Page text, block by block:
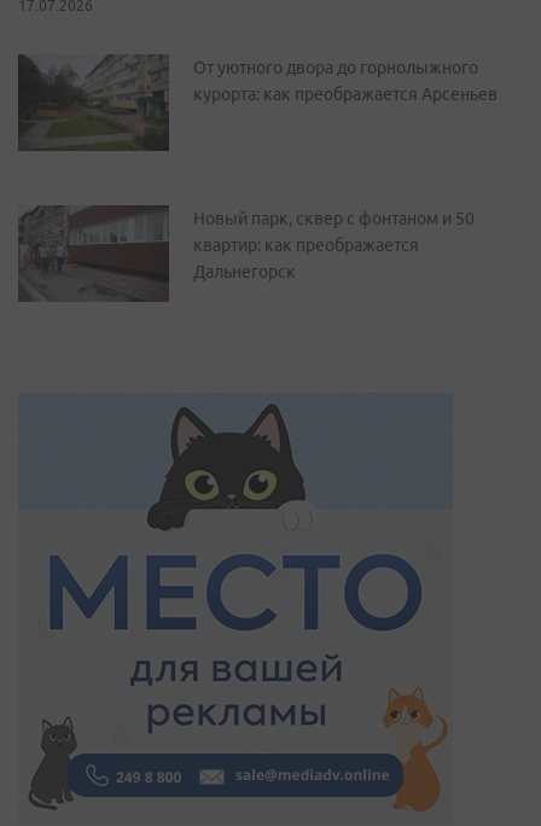
17.07.2026
От уютного двора до горнолыжного
курорта: как преображается Арсеньев
Новый парк, сквер с фонтаном и 50
квартир: как преображается
Дальнегорск